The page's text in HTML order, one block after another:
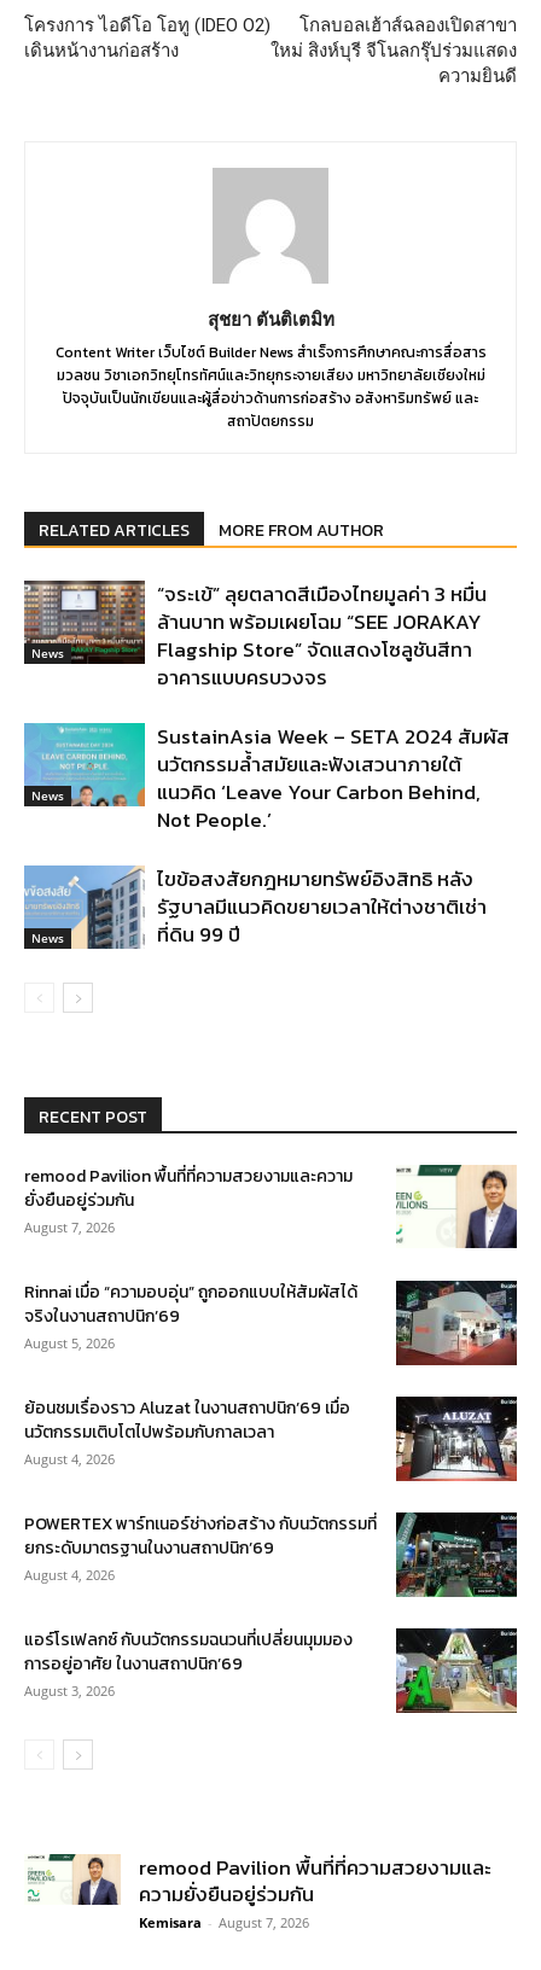
โครงการ ไอดีโอ โอทู (IDEO O2)
เดินหน้างานก่อสร้าง
โกลบอลเฮ้าส์ฉลองเปิดสาขา
ใหม่ สิงห์บุรี จีโนลกรุ๊ปร่วมแสดง
ความยินดี
สุชยา ตันติเตมิท
Content Writer เว็บไซต์ Builder News สำเร็จการศึกษาคณะการสื่อสาร
มวลชน วิชาเอกวิทยุโทรทัศน์และวิทยุกระจายเสียง มหาวิทยาลัยเชียงใหม่
ปัจจุบันเป็นนักเขียนและผู้สื่อข่าวด้านการก่อสร้าง อสังหาริมทรัพย์ และ
สถาปัตยกรรม
RELATED ARTICLES MORE FROM AUTHOR
News
“จระเข้” ลุยตลาดสีเมืองไทยมูลค่า 3 หมื่น
ล้านบาท พร้อมเผยโฉม “SEE JORAKAY
Flagship Store” จัดแสดงโซลูชันสีทา
อาคารแบบครบวงจร
News
SustainAsia Week – SETA 2024 สัมผัส
นวัตกรรมล้ำสมัยและฟังเสวนาภายใต้
แนวคิด ‘Leave Your Carbon Behind,
Not People.’
News
ไขข้อสงสัยกฎหมายทรัพย์อิงสิทธิ หลัง
รัฐบาลมีแนวคิดขยายเวลาให้ต่างชาติเช่า
ที่ดิน 99 ปี
RECENT POST
remood Pavilion พื้นที่ที่ความสวยงามและความ
ยั่งยืนอยู่ร่วมกัน
August 7, 2026
Rinnai เมื่อ “ความอบอุ่น” ถูกออกแบบให้สัมผัสได้
จริงในงานสถาปนิก’69
August 5, 2026
ย้อนชมเรื่องราว Aluzat ในงานสถาปนิก’69 เมื่อ
นวัตกรรมเติบโตไปพร้อมกับกาลเวลา
August 4, 2026
POWERTEX พาร์ทเนอร์ช่างก่อสร้าง กับนวัตกรรมที่
ยกระดับมาตรฐานในงานสถาปนิก’69
August 4, 2026
แอร์โรเฟลกซ์ กับนวัตกรรมฉนวนที่เปลี่ยนมุมมอง
การอยู่อาศัย ในงานสถาปนิก’69
August 3, 2026
remood Pavilion พื้นที่ที่ความสวยงามและ
ความยั่งยืนอยู่ร่วมกัน
Kemisara - August 7, 2026